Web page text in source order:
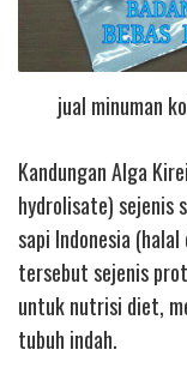
jual minuman
Kandungan Alga
hydrolisate) sejenis
sapi Indonesia
tersebut sejenis
untuk nutrisi diet,
tubuh indah.